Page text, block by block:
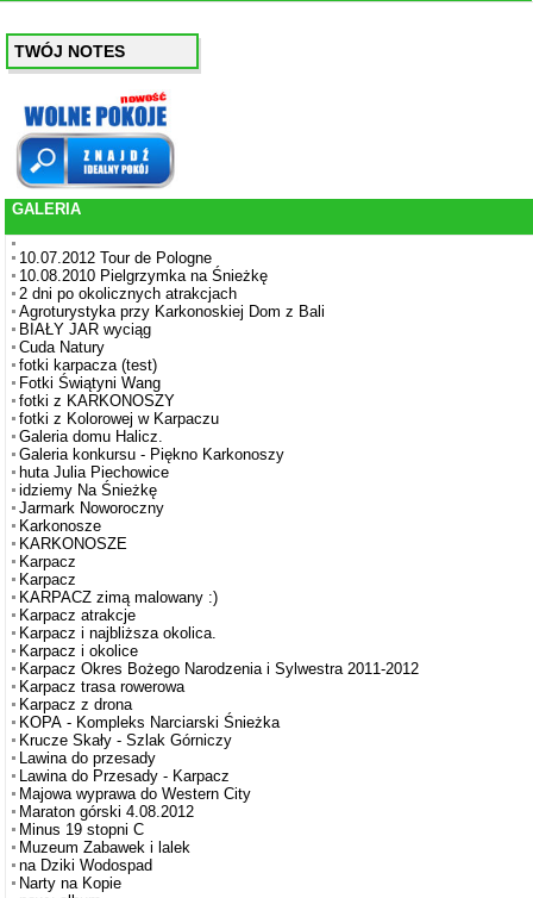
TWÓJ NOTES
GALERIA
10.07.2012 Tour de Pologne
10.08.2010 Pielgrzymka na Śnieżkę
2 dni po okolicznych atrakcjach
Agroturystyka przy Karkonoskiej Dom z Bali
BIAŁY JAR wyciąg
Cuda Natury
fotki karpacza (test)
Fotki Świątyni Wang
fotki z KARKONOSZY
fotki z Kolorowej w Karpaczu
Galeria domu Halicz.
Galeria konkursu - Piękno Karkonoszy
huta Julia Piechowice
idziemy Na Śnieżkę
Jarmark Noworoczny
Karkonosze
KARKONOSZE
Karpacz
Karpacz
KARPACZ zimą malowany :)
Karpacz atrakcje
Karpacz i najbliższa okolica.
Karpacz i okolice
Karpacz Okres Bożego Narodzenia i Sylwestra 2011-2012
Karpacz trasa rowerowa
Karpacz z drona
KOPA - Kompleks Narciarski Śnieżka
Krucze Skały - Szlak Górniczy
Lawina do przesady
Lawina do Przesady - Karpacz
Majowa wyprawa do Western City
Maraton górski 4.08.2012
Minus 19 stopni C
Muzeum Zabawek i lalek
na Dziki Wodospad
Narty na Kopie